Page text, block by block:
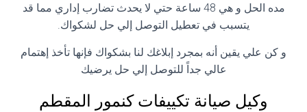
مده الحل و هي 48 ساعة حتي لا يحدث تضارب إداري مما قد
يتسبب في تعطيل التوصل إلي حل لشكواك.
و كن علي يقين أنه بمجرد إبلاغك لنا بشكواك فإنها تأخذ إهتمام
عالي جداً للتوصل إلي حل يرضيك
وكيل صيانة تكييفات كنمور المقطم